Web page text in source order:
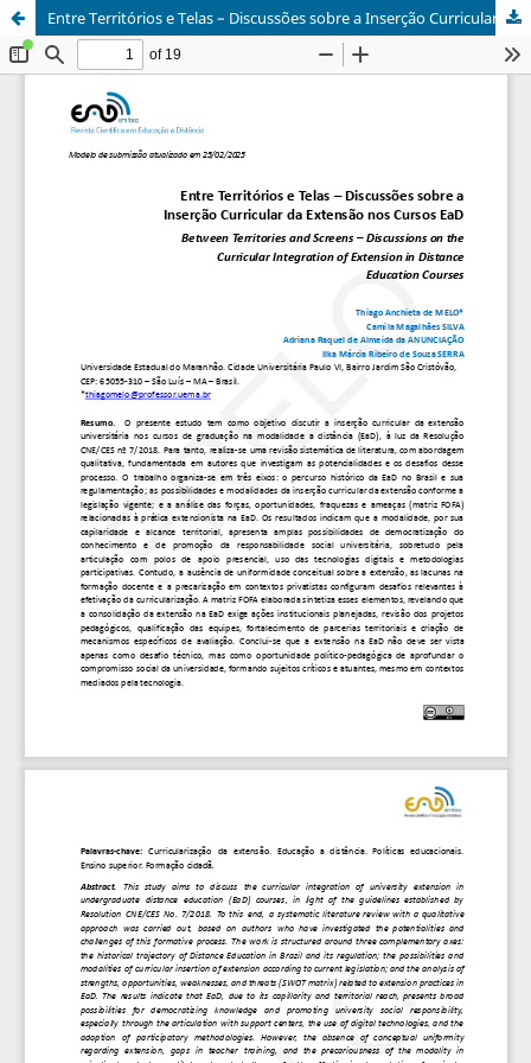
Entre Territórios e Telas – Discussões sobre a Inserção Curricular da Extensão nos Cursos EaD